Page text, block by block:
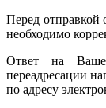
Перед отправкой
необходимо
Ответ на
переадресации
по адресу